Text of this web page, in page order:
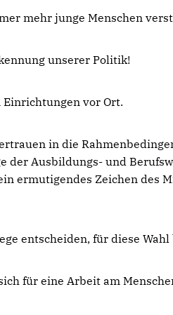
mehr junge Menschen
unserer Politik!
vor Ort.
in die
der Ausbildungs- und
ermutigendes Zeichen des
entscheiden, für diese
für eine Arbeit am